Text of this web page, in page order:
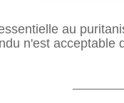
au
n'est acceptable